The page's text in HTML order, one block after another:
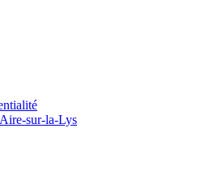
sur-la-Lys